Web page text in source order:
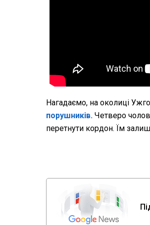
Нагадаємо, на околиці
порушників. Четверо
перетнути кордон. Їм